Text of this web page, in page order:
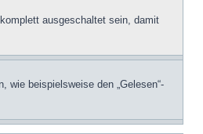
ausgeschaltet sein, damit
beispielsweise den „Gelesen“-